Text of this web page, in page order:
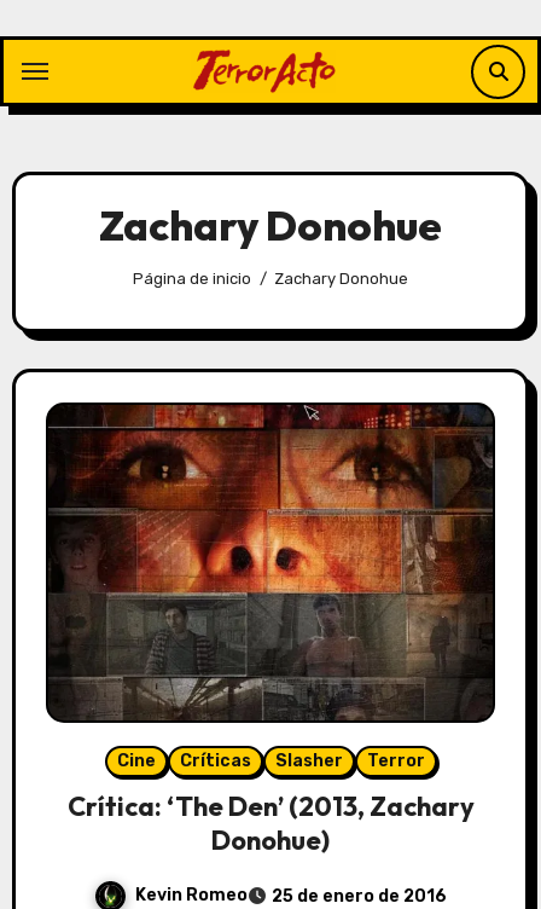
contenido
Zachary Donohue
Página de inicio Zachary Donohue
Cine Críticas Slasher Terror
Crítica: ‘The Den’ (2013, Zachary
Donohue)
Kevin Romeo 25 de enero de 2016